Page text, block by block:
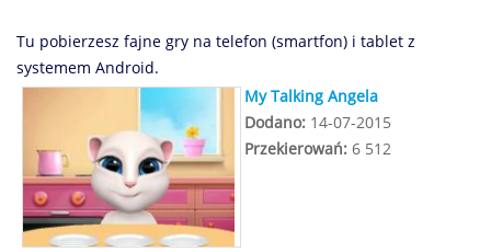
Tu pobierzesz fajne gry na telefon (smartfon) i tablet z
systemem Android.
My Talking Angela
Dodano: 14-07-2015
Przekierowań: 6 512